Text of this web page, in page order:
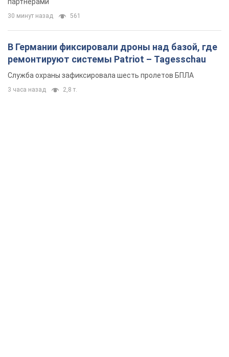
партнерами
30 минут назад 561
В Германии фиксировали дроны над базой, где
ремонтируют системы Patriot – Tagesschau
Служба охраны зафиксировала шесть пролетов БПЛА
3 часа назад 2,8 т.